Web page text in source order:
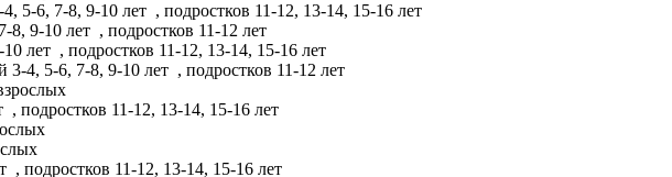
4, 5-6, 7-8, 9-10 лет , подростков 11-12, 13-14, 15-16 лет
8, 9-10 лет , подростков 11-12 лет
10 лет , подростков 11-12, 13-14, 15-16 лет
3-4, 5-6, 7-8, 9-10 лет , подростков 11-12 лет
, подростков 11-12, 13-14, 15-16 лет
, подростков 11-12, 13-14, 15-16 лет